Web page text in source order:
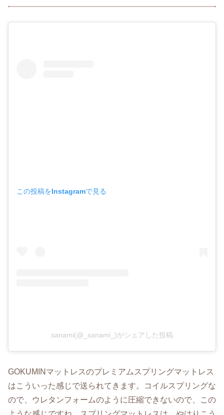
この投稿をInstagramで見る
sanami(@_sanami_)がシェアした投稿
GOKUMINマットレスのプレミアムスプリングマットレス
はこういった感じで送られてきます。コイルスプリングな
ので、ウレタンフォームのように圧縮できないので、この